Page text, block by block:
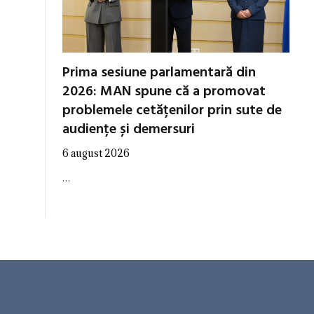
Prima sesiune parlamentară din
2026: MAN spune că a promovat
problemele cetățenilor prin sute de
audiențe și demersuri
6 august 2026
…